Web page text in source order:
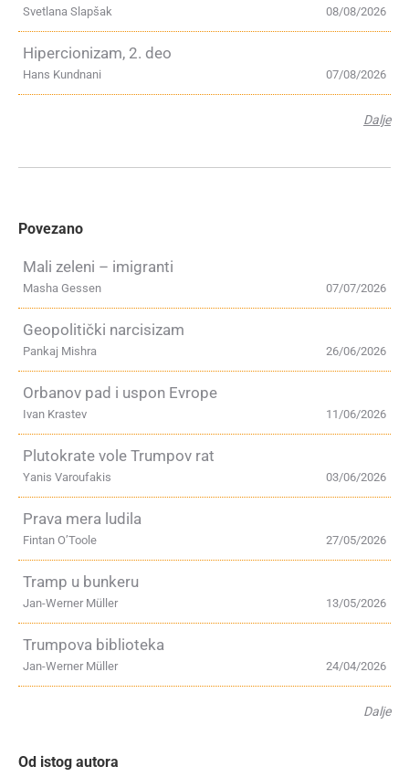
08/08/2026
Svetlana Slapšak
Hipercionizam, 2. deo
07/08/2026
Hans Kundnani
Dalje
Povezano
Mali zeleni – imigranti
07/07/2026
Masha Gessen
Geopolitički narcisizam
26/06/2026
Pankaj Mishra
Orbanov pad i uspon Evrope
11/06/2026
Ivan Krastev
Plutokrate vole Trumpov rat
03/06/2026
Yanis Varoufakis
Prava mera ludila
27/05/2026
Fintan O’Toole
Tramp u bunkeru
13/05/2026
Jan-Werner Müller
Trumpova biblioteka
24/04/2026
Jan-Werner Müller
Dalje
Od istog autora